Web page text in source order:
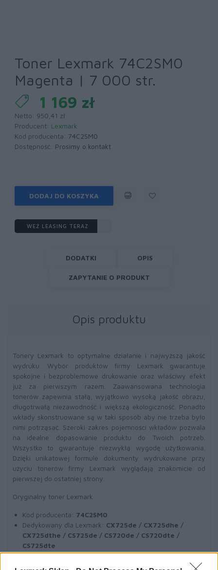
Toner Lexmark 74C2SM0
Magenta | 7 000 str.
1 169 zł
Netto: 950,41 zł
Producent: Lexmark
Kod producenta: 74C2SM0
Dostępność: Prosimy o kontakt
DODAJ DO KOSZYKA
WEŹ LEASING TERAZ
DODATKI OPIS
ZAPYTANIE O PRODUKT
Opis produktu
Tonery Lexmark to optymalne działanie i najwyższą jakość
wydruku. Wybór produktów firmy Lexmark gwarantuje
spokojne i bezproblemowe drukowanie oraz właściwy efekt
już za pierwszym razem. Zaawansowana technologia
tonerów zapewnia stałą, wyjątkowo wysoką jakość obrazu,
długotrwałą niezawodność i większą ekologiczność. Ponadto
wkłady skonstruowane są w taki sposób aby nie trzeba było
nimi potrząsać. Szeroki zakres pojemności wkładów pozwala
na idealne dopasowanie produktu do Twoich potrzeb.
Wszystko to gwarantuje niezwykłą wygodę użytkowania.
Dzięki unikatowej formule dokumenty wydrukowane przy
użyciu tonerów firmy Lexmark wyglądają znakomicie od
pierwszej do ostatniej strony.
Oryginalny toner Lexmark
Kod producenta: 74C2SM0
Dedykowany dla Lexmark: CX725de / CX725dhe /
CX725dthe / CS725de / CS720de / CS720dte /
CS725dte
Wydajność:7000 str.A4 (przy 5% pokryciu)